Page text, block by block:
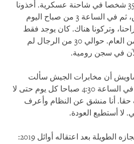
وضعوني مع نحو 35 شخصا في شاحنة عسكرية. أخذونا
إلى قاعدة للجيش، ثم في الساعة 3 من صباح اليوم
وتركونا هناك. كان يوجد فقط
الجيش وليس الأمن العام. حوالي 30 من الرجال لم
في سجن رومية.
أن مخابرات الجيش سألت
عني. الآن أغادر المسكن في الساعة 4:30 صباحا كل يوم حتى لا
حقا. أنا منشق عن النظام وأعرف
لا أستطيع العودة.
بعد اعتقاله أوائل 2019: